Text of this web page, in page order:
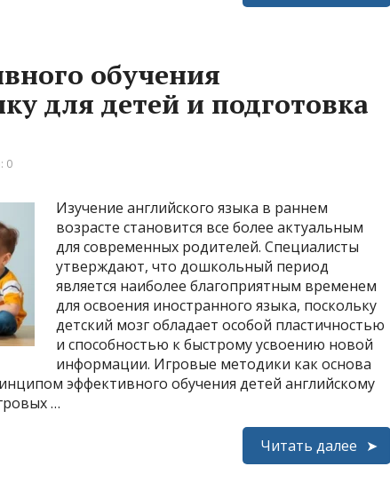
обучения
для детей и подготовка
0
Изучение английского языка в раннем
возрасте становится все более актуальным
для современных родителей. Специалисты
утверждают, что дошкольный период
является наиболее благоприятным временем
для освоения иностранного языка, поскольку
детский мозг обладает особой пластичностью
и способностью к быстрому усвоению новой
информации. Игровые методики как основа
эффективного обучения детей английскому
…
Читать далее